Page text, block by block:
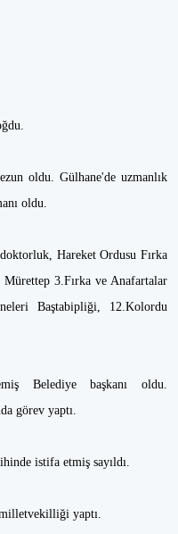
oldu. Gülhane'de uzmanlık
oldu.
Hareket Ordusu Fırka
3.Fırka ve Anafartalar
Baştabipliği, 12.Kolordu
Belediye başkanı oldu.
görev yaptı.
istifa etmiş sayıldı.
yaptı.